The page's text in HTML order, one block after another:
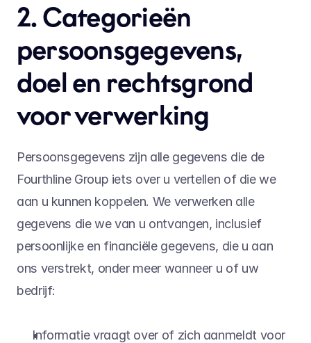
2. Categorieën
persoonsgegevens,
doel en rechtsgrond
voor verwerking
Persoonsgegevens zijn alle gegevens die de
Fourthline Group iets over u vertellen of die we
aan u kunnen koppelen. We verwerken alle
gegevens die we van u ontvangen, inclusief
persoonlijke en financiële gegevens, die u aan
ons verstrekt, onder meer wanneer u of uw
bedrijf:
Informatie vraagt over of zich aanmeldt voor